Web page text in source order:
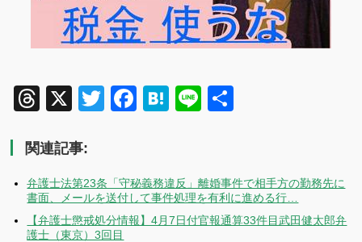
Threads
X TwitterFacebook
Hatena
Line
関連記事:
弁護士法第23条「守秘義務違反」離婚事件で相手方の勤務先に
書面、メールを送付して事件処理を有利に進める行…
【弁護士懲戒処分情報】4月7日付官報通算33件目武田健太郎弁
護士（東京）3回目